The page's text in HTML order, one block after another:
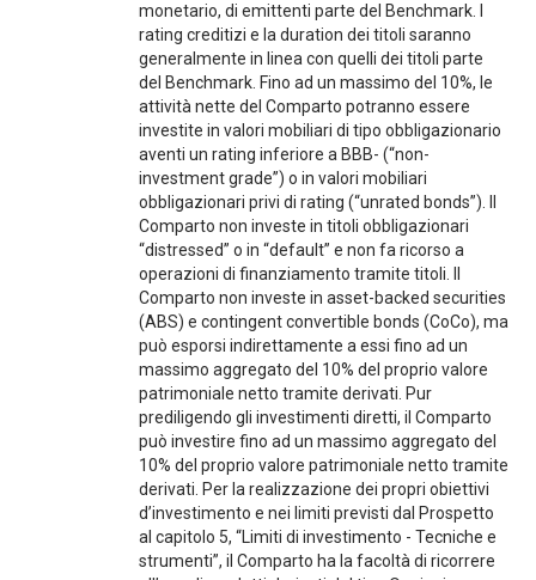
monetario, di emittenti parte del Benchmark. I
rating creditizi e la duration dei titoli saranno
generalmente in linea con quelli dei titoli parte
del Benchmark. Fino ad un massimo del 10%, le
attività nette del Comparto potranno essere
investite in valori mobiliari di tipo obbligazionario
aventi un rating inferiore a BBB- (“non-
investment grade”) o in valori mobiliari
obbligazionari privi di rating (“unrated bonds”). Il
Comparto non investe in titoli obbligazionari
“distressed” o in “default” e non fa ricorso a
operazioni di finanziamento tramite titoli. Il
Comparto non investe in asset-backed securities
(ABS) e contingent convertible bonds (CoCo), ma
può esporsi indirettamente a essi fino ad un
massimo aggregato del 10% del proprio valore
patrimoniale netto tramite derivati. Pur
prediligendo gli investimenti diretti, il Comparto
può investire fino ad un massimo aggregato del
10% del proprio valore patrimoniale netto tramite
derivati. Per la realizzazione dei propri obiettivi
d’investimento e nei limiti previsti dal Prospetto
al capitolo 5, “Limiti di investimento - Tecniche e
strumenti”, il Comparto ha la facoltà di ricorrere